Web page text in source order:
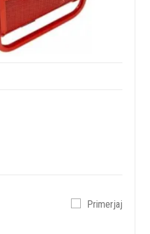
Primerjaj